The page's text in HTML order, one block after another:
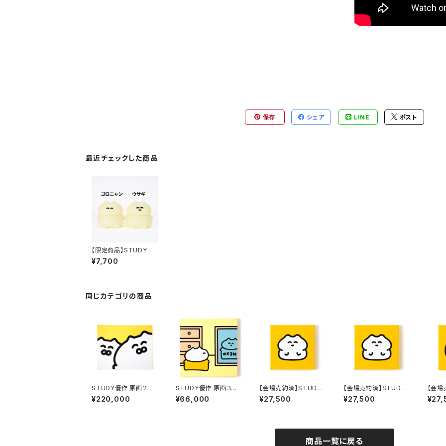
保存 シェア LINE ポスト
最近チェックした商品
【限定商品】STUDY優
作 ソフビ人形 蓄光ve
r. 直筆サイン入り
¥7,700
同じカテゴリの商品
STUDY優作 原画２１
「大きいゴロニャン兄
弟」
¥220,000
STUDY優作 原画３４
「窓：着替え」
¥66,000
【会場売約済】STUDY
優作 原画２２ 「ウサギさ
ん：ポージング」
¥27,500
【会場売約済】STUDY
優作 原画２３ 「ウサギさ
ん：おすわり」
¥27,500
【会
優作
ツ」
商品一覧に戻る